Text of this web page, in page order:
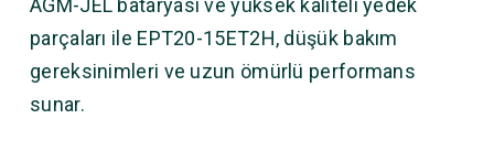
AGM-JEL bataryası ve yüksek kaliteli yedek
parçaları ile EPT20-15ET2H, düşük bakım
gereksinimleri ve uzun ömürlü performans
sunar.